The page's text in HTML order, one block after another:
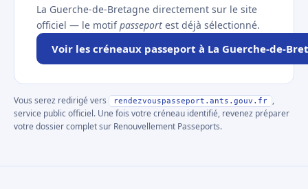
La Guerche-de-Bretagne directement sur le site
officiel — le motifpasseport est déjà sélectionné.
Voir les créneaux passeport à La Guerche-de-
Vous serez redirigé vers rendezvouspasseport.ants.gouv.fr
,
service public officiel. Une fois votre créneau identifié, revenez préparer
votre dossier complet sur Renouvellement Passeports.